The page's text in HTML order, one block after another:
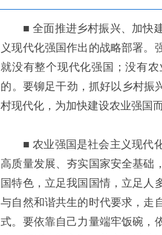
■ 全面推进乡村振兴、加快建
义现代化强国作出的战略部署。
就没有整个现代化强国；没有
的。要铆足干劲，抓好以乡村振
村现代化，为加快建设农业强国
■ 农业强国是社会主义现代化
高质量发展、夯实国家安全基础
国特色，立足我国国情，立足人
与自然和谐共生的时代要求，走
式。要依靠自己力量端牢饭碗，